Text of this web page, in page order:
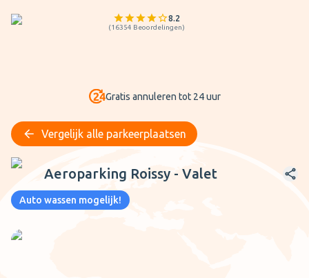
8.2
(16354 Beoordelingen)
Gratis annuleren tot 24 uur
Vergelijk alle parkeerplaatsen
Aeroparking Roissy - Valet
Aeroparking Roissy - Valet
Auto wassen mogelijk!